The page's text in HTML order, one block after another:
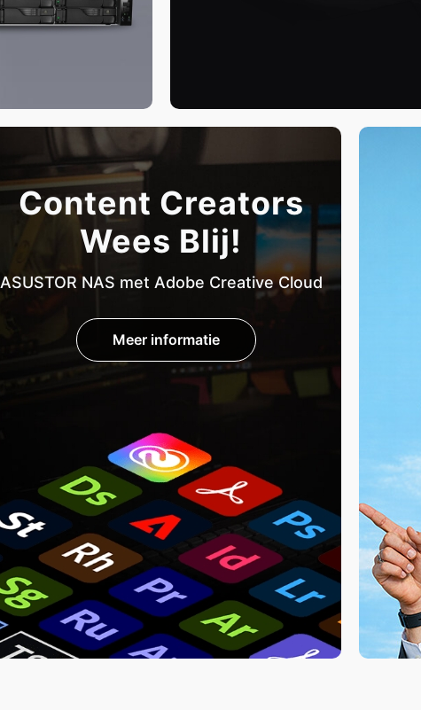
Content Creators
Wees Blij!
ASUSTOR NAS met Adobe Creative Cloud
Meer informatie